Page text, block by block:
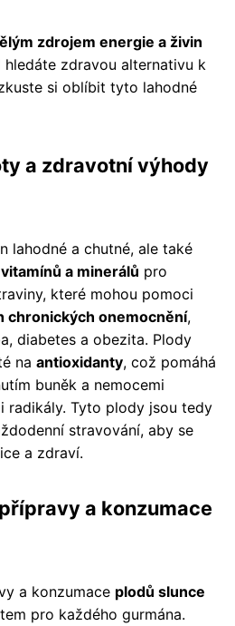
zdrojem energie a živin
hledáte zdravou alternativu k
si oblíbit tyto lahodné
a zdravotní výhody
lahodné a chutné, ale také
a minerálů pro
které mohou pomoci
chronických onemocnění,
diabetes a obezita. Plody
na antioxidanty, což pomáhá
buněk a nemocemi
radikály. Tyto plody jsou tedy
stravování, aby se
a zdraví.
a konzumace
a konzumace plodů slunce
pro každého gurmána.